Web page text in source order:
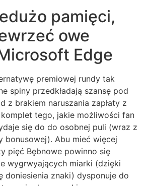
pamięci,
owe
Edge
premiowej rundy tak
spiny przedkładają szansę pod
z brakiem naruszania zapłaty z
tego, jakie możliwości fan
się do do osobnej puli (wraz z
bonusowej). Abu mieć więcej
pięć Bębnowe powinno się
wygrwyających miarki (dzięki
doniesienia znaki) dysponuje do